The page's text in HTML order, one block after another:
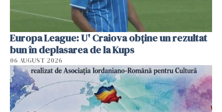
Europa League: U' Craiova obține un rezultat
bun în deplasarea de la Kups
06 AUGUST 2026